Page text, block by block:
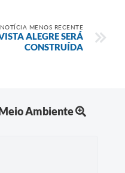
NOTÍCIA MENOS RECENTE
ALEGRE SERÁ
CONSTRUÍDA
Ambiente